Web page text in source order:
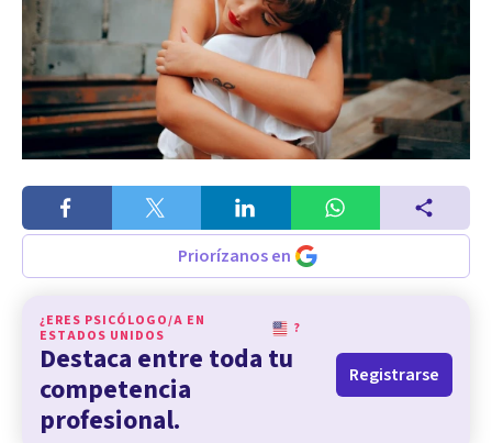
Priorízanos en
¿ERES PSICÓLOGO/A EN
ESTADOS UNIDOS
?
Destaca entre toda tu
competencia
profesional.
Registrarse